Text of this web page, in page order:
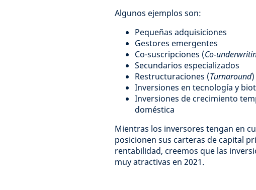
Algunos ejemplos son:
Pequeñas adquisiciones
Gestores emergentes
Co-suscripciones (Co-
Secundarios especializados
Restructuraciones (Turnaround)
Inversiones en tecnología y
Inversiones de crecimiento
doméstica
Mientras los inversores tengan en
posicionen sus carteras de capital
rentabilidad, creemos que las
muy atractivas en 2021.